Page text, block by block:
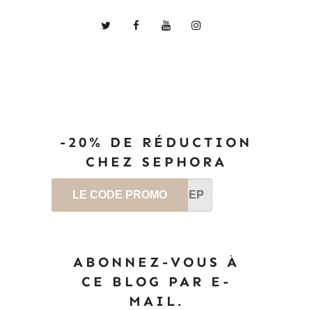
-20% DE RÉDUCTION
CHEZ SEPHORA
LE CODE PROMO SEP
ABONNEZ-VOUS À
CE BLOG PAR E-
MAIL.